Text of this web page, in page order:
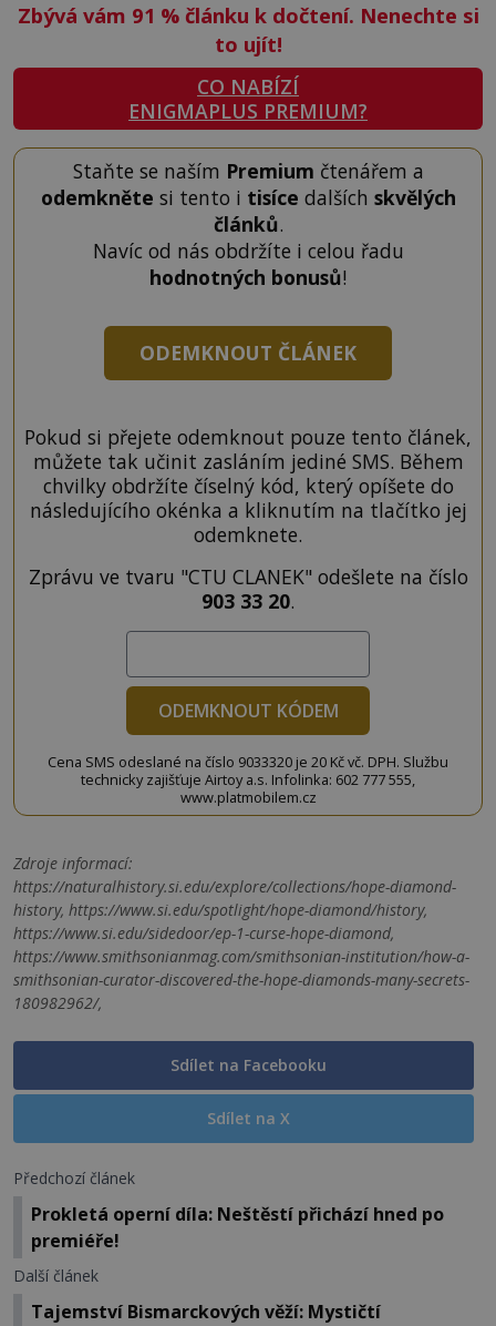
Zbývá vám 91 %článku k dočtení. Nenechte si
to ujít!
CO NABÍZÍ
ENIGMAPLUS PREMIUM?
Staňte se naším Premium čtenářem a
odemkněte si tento i tisíce dalších skvělých
článků.
Navíc od nás obdržíte i celou řadu
hodnotných bonusů!
ODEMKNOUT ČLÁNEK
Pokud si přejete odemknout pouze tento článek,
můžete tak učinit zasláním jediné SMS. Během
chvilky obdržíte číselný kód, který opíšete do
následujícího okénka a kliknutím na tlačítko jej
odemknete.
Zprávu ve tvaru "CTU CLANEK" odešlete na číslo
903 33 20.
ODEMKNOUT KÓDEM
Cena SMS odeslané na číslo 9033320 je 20 Kč vč. DPH. Službu
technicky zajišťuje Airtoy a.s. Infolinka: 602 777 555,
www.platmobilem.cz
Zdroje informací:
https://naturalhistory.si.edu/explore/collections/hope-diamond-
history, https://www.si.edu/spotlight/hope-diamond/history,
https://www.si.edu/sidedoor/ep-1-curse-hope-diamond,
https://www.smithsonianmag.com/smithsonian-institution/how-a-
smithsonian-curator-discovered-the-hope-diamonds-many-secrets-
180982962/,
Sdílet na Facebooku
Sdílet na X
Předchozí článek
Prokletá operní díla: Neštěstí přichází hned po
premiéře!
Další článek
Tajemství Bismarckových věží: Mystičtí